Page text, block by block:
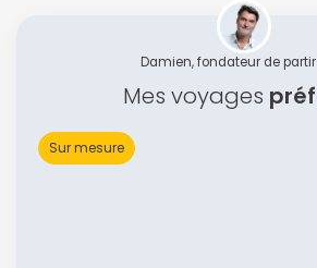
Damien, fondateur de
Mes voyages
Sur mesure